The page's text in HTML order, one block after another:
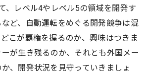
、レベル4やレベル5の領域を開発す
ど、自動運転をめぐる開発競争は混
こが覇権を握るのか、興味はつきま
が生き残るのか、それとも外国メー
、開発状況を見守っていきましょ